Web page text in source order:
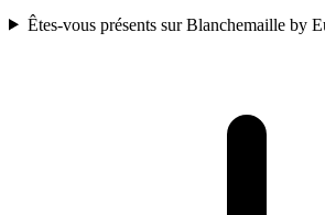
Êtes-vous présents sur Blanchemaille by